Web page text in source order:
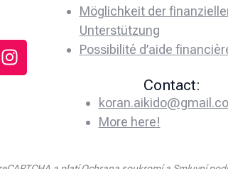
Möglichkeit der
Unterstützung
Possibilité d’aide
Contact:
More here!